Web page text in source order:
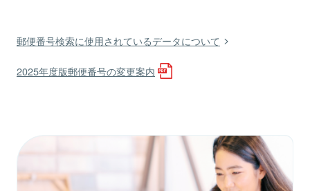
郵便番号検索に使用されているデータについて
2025年度版郵便番号の変更案内